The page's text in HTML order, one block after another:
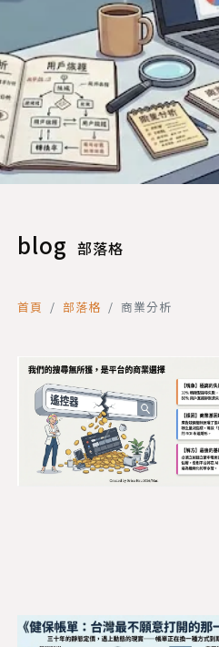
blog 部落格
首頁 部落格 商業分析